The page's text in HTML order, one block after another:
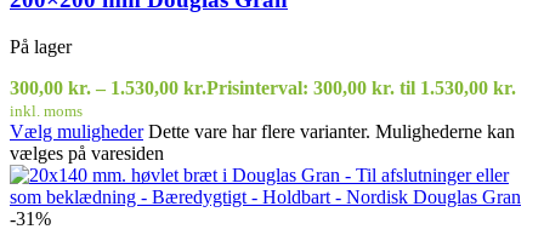
På lager
300,00 kr. – 1.530,00 kr.Prisinterval: 300,00 kr. til 1.530,00 kr.
inkl. moms
Vælg muligheder Dette vare har flere varianter. Mulighederne kan
vælges på varesiden
-31%